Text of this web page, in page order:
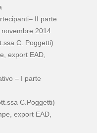
II parte
2014
C. Poggetti)
export EAD,
– I parte
C.Poggetti)
export EAD,